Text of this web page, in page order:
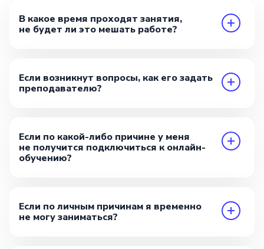
В какое время проходят занятия,
не будет ли это мешать работе?
Если возникнут вопросы, как его задать
преподавателю?
Если по какой-либо причине у меня
не получится подключиться к онлайн-
обучению?
Если по личным причинам я временно
не могу заниматься?